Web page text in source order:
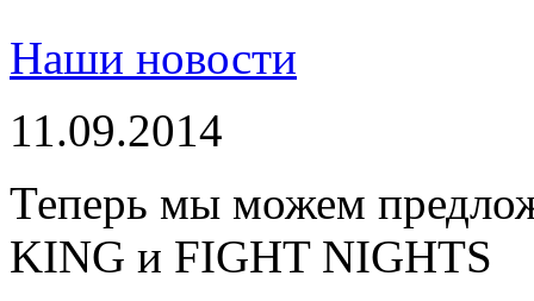
Наши новости
11.09.2014
Теперь мы можем
KING и FIGHT NIGHTS